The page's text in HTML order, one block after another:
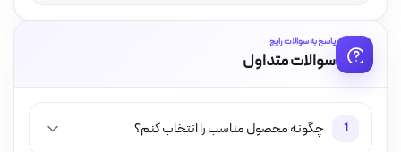
پاسخ به سوالات رایج
سوالات متداول
1 چگونه محصول مناسب را انتخاب کنم؟